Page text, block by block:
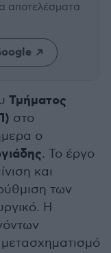
αποτελέσματα
Τμήματος
στο
ο
. Το έργο
και
των
Η